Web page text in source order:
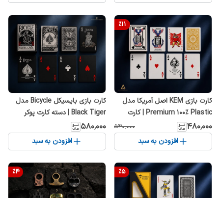
%11
کارت بازی KEM اصل آمریکا مدل
Premium 100% Plastic | کارت
بازی حرفه‌ای ضد آب و بادوام
۴۸۰٬۰۰۰ ۵۴۰٬۰۰۰
افزودن به سبد
کارت بازی بایسیکل Bicycle مدل
Black Tiger | دسته کارت پوکر
حرفه‌ای لوکس مشکی
۵۸۰٬۰۰۰
افزودن به سبد
%5
%4